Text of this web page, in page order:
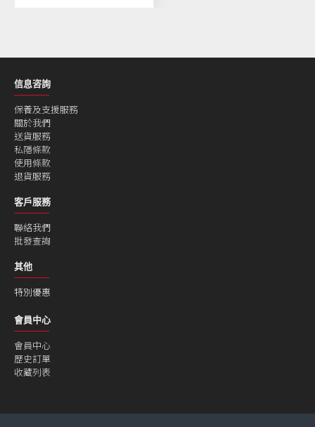
信息咨詢
保養及支援服務
關於我們
送貨服務
私隱條款
使用條款
退貨服務
客戶服務
聯絡我們
批發查詢
其他
特別優惠
會員中心
會員中心
歷史訂單
收藏列表